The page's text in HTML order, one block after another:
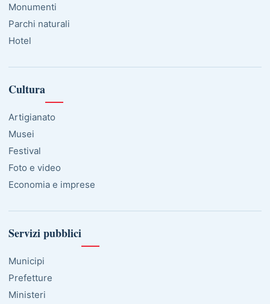
Monumenti
Parchi naturali
Hotel
Cultura
Artigianato
Musei
Festival
Foto e video
Economia e imprese
Servizi pubblici
Municipi
Prefetture
Ministeri